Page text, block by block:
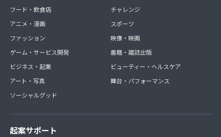
フード・飲食店
アニメ・漫画
ファッション
ゲーム・サービス開発
ビジネス・起業
アート・写真
ソーシャルグッド
チャレンジ
スポーツ
映像・映画
書籍・雑誌出版
ビューティー・ヘルスケア
舞台・パフォーマンス
起案サポート